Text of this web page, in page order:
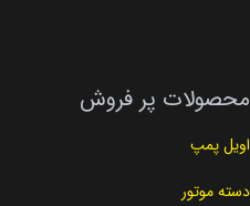
محصولات پر فروش
اویل پمپ
دسته موتور